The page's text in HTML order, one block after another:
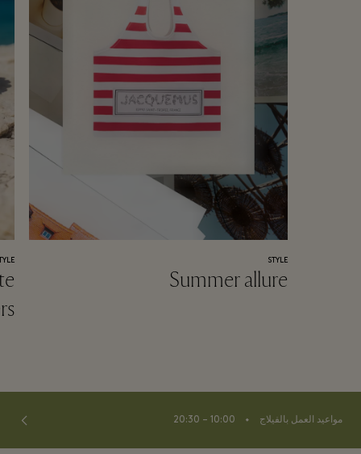
STYLE
Summer allure
مواعيد العمل بالفيلاج ⬩
10:00 – 20:30